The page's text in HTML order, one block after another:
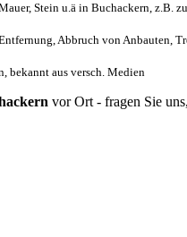
Stein u.ä in Buchackern, z.B.
Abbruch von Anbauten,
bekannt aus versch. Medien
vor Ort - fragen Sie